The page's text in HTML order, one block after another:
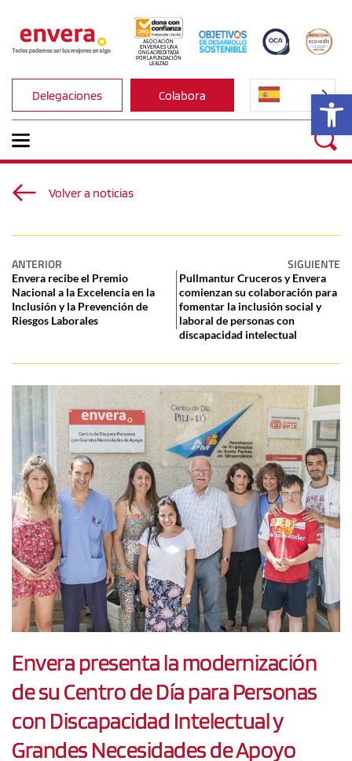
ASOCIACIÓN
ENVERA ES UNA
ONG ACREDITADA
POR LA FUNDACIÓN
LEALTAD
Delegaciones Colabora
Volver a noticias
ANTERIOR SIGUIENTE
Envera recibe el Premio
Nacional a la Excelencia en la
Inclusión y la Prevención de
Riesgos Laborales
Pullmantur Cruceros y Envera
comienzan su colaboración para
fomentar la inclusión social y
laboral de personas con
discapacidad intelectual
Envera presenta la modernización
de su Centro de Día para Personas
con Discapacidad Intelectual y
Grandes Necesidades de Apoyo